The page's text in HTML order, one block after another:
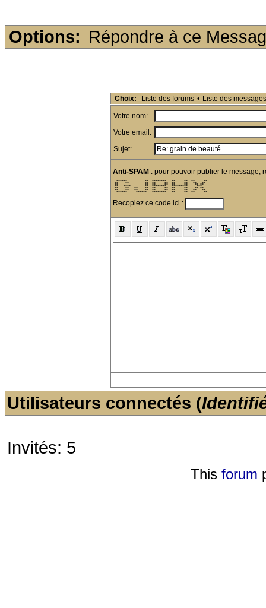
Options: Répondre à ce
Choix: Liste des forums • Liste des messages
Votre nom:
Votre email:
Sujet:
Anti-SPAM : pour pouvoir publier le message,
  ******          **  ********   **     **  **     **
**    **         **  **     **  **     **   **   **
**               **  **     **  **     **    ** **
**   ****        **  ********   *********     ***
**    **   **    **  **     **  **     **    ** **
**    **   **    **  **     **  **     **   **   **
  ******     ******   ********   **     **  **     **
Recopiez ce code ici :
Utilisateurs connectés (
Invités: 5
This forum